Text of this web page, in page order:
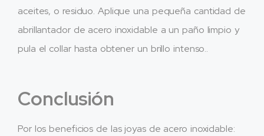
aceites, o residuo. Aplique una pequeña cantidad de
abrillantador de acero inoxidable a un paño limpio y
pula el collar hasta obtener un brillo intenso..
Conclusión
Por los beneficios de las joyas de acero inoxidable: